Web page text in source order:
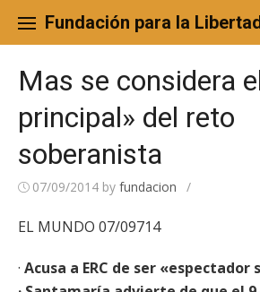
content
Fundación para la
Mas se considera
principal» del reto
soberanista
07/09/2014 by fundacion /
EL MUNDO 07/09714
· Acusa a ERC de ser «espectador